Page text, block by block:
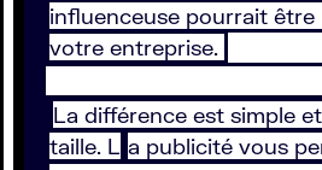
influenceuse pourrait
votre entreprise.
La différence est simple
taille. L a publicité vous